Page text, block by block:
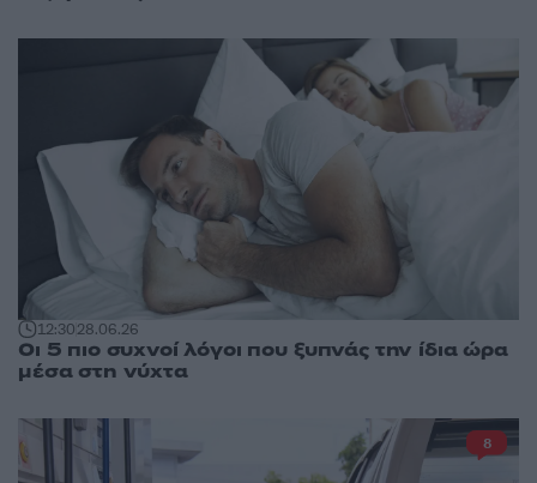
12:3028.06.26
Οι 5 πιο συχνοί λόγοι που ξυπνάς την ίδια ώρα
μέσα στη νύχτα
8